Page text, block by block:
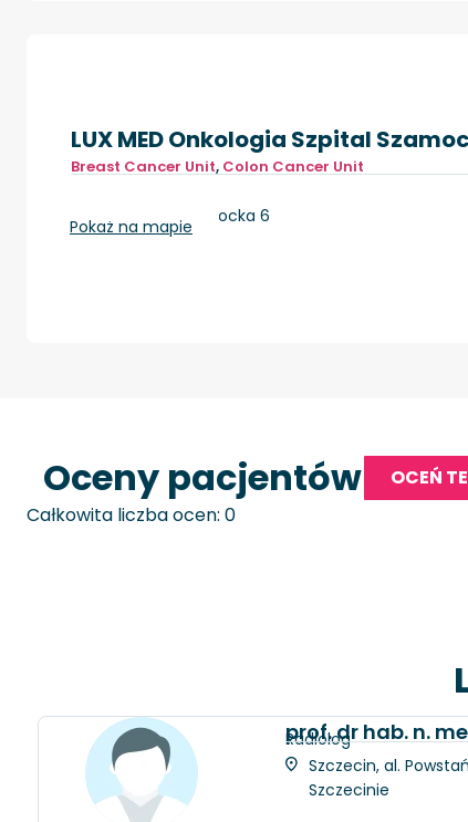
LUX MED Onkologia Szpital
Breast Cancer Unit, Colon Cancer Unit
Warszawa, Szamocka 6
Pokaż na mapie
Oceny pacjentów
OCEŃ
Całkowita liczba ocen: 0
prof. dr hab. n.
Radiolog
Szczecin, al.
Szczecinie